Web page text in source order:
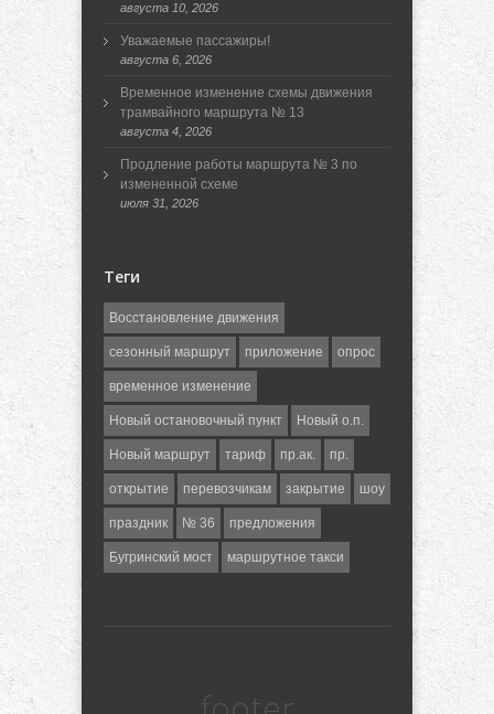
августа 10, 2026
Уважаемые пассажиры!
августа 6, 2026
Временное изменение схемы движения
трамвайного маршрута № 13
августа 4, 2026
Продление работы маршрута № 3 по
измененной схеме
июля 31, 2026
Теги
Восстановление движения
сезонный маршрут приложение опрос
временное изменение
Новый остановочный пункт Новый о.п.
Новый маршрут тариф пр.ак. пр.
открытие перевозчикам закрытие шоу
праздник № 36 предложения
Бугринский мост маршрутное такси